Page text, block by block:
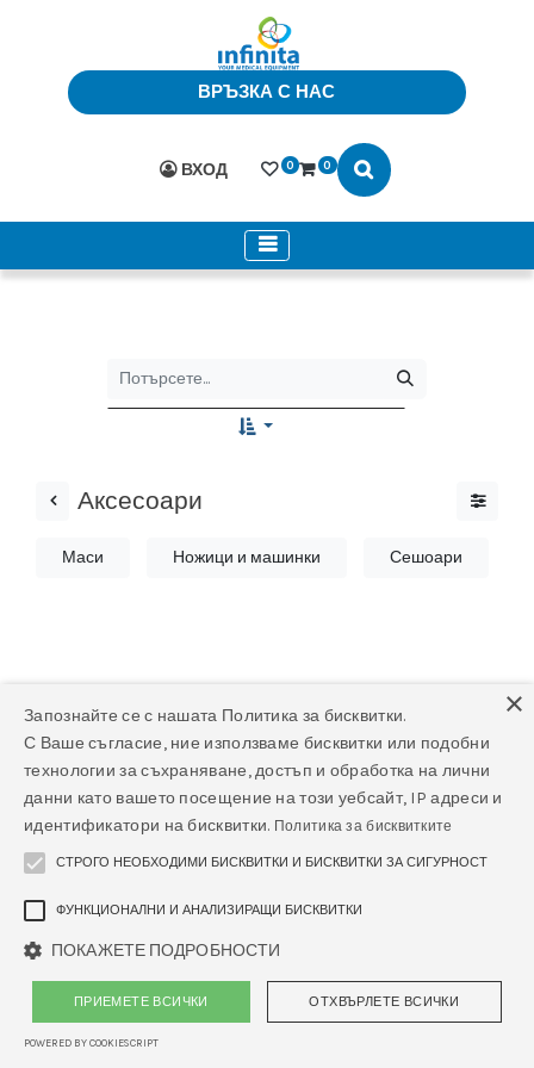
ВРЪЗКА С НАС
ВХОД 0 0
Аксесоари
Маси Ножици и машинки Сешоари
Няма намерени продукти
Няма намерени продукти в тази категория.
×
Запознайте се с нашата Политика за бисквитки.
С Ваше съгласие, ние използваме бисквитки или подобни
технологии за съхраняване, достъп и обработка на лични
данни като вашето посещение на този уебсайт, IP адреси и
идентификатори на бисквитки. Политика за бисквитките
СТРОГО НЕОБХОДИМИ БИСКВИТКИ И БИСКВИТКИ ЗА СИГУРНОСТ
ФУНКЦИОНАЛНИ И АНАЛИЗИРАЩИ БИСКВИТКИ
ПОКАЖЕТЕ ПОДРОБНОСТИ
ПРИЕМЕТЕ ВСИЧКИ ОТХВЪРЛЕТЕ ВСИЧКИ
POWERED BY COOKIESCRIPT